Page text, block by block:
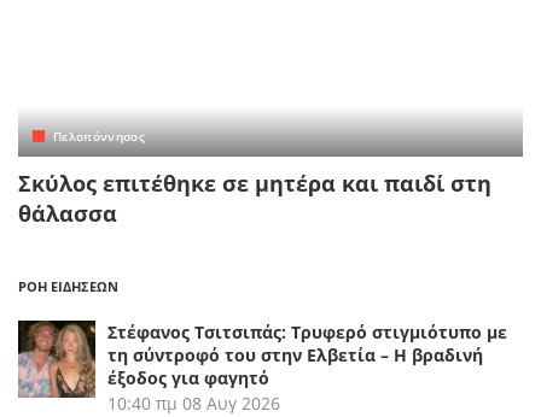
Πελοπόννησος
Σκύλος επιτέθηκε σε μητέρα και παιδί στη
θάλασσα
ΡΟΗ ΕΙΔΗΣΕΩΝ
Στέφανος Τσιτσιπάς: Τρυφερό στιγμιότυπο με
τη σύντροφό του στην Ελβετία – Η βραδινή
έξοδος για φαγητό
10:40 πμ 08 Αυγ 2026